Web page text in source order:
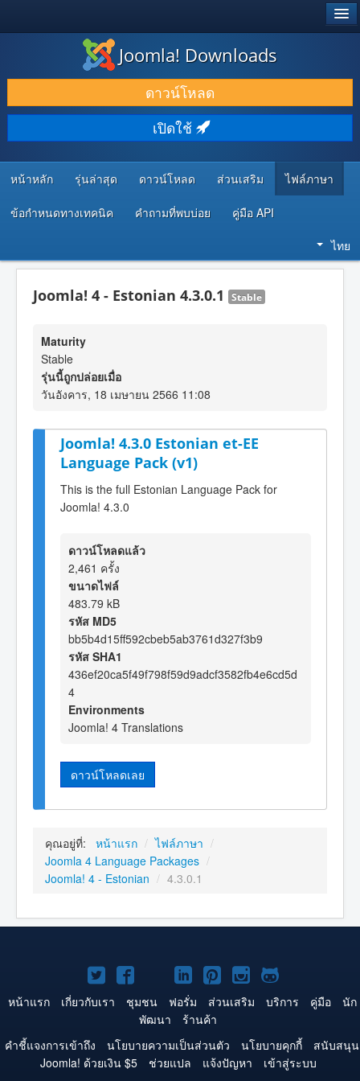
ดาวน์โหลด & ส่วนเสริม
ค้นคว้า & เรียนรู้
ชุมชน & สนับสนุน
ทรัพยากรสำหรับนักพัฒนา
Joomla! Downloads
ดาวน์โหลด
เปิดใช้
หน้าหลัก รุ่นล่าสุด ดาวน์โหลด ส่วนเสริม ไฟล์ภาษา
ข้อกำหนดทางเทคนิค คำถามที่พบบ่อย คู่มือ API
ไทย
Joomla! 4 - Estonian 4.3.0.1 Stable
Maturity
Stable
รุ่นนี้ถูกปล่อยเมื่อ
วันอังคาร, 18 เมษายน 2566 11:08
Joomla! 4.3.0 Estonian et-EE
Language Pack (v1)
This is the full Estonian Language Pack for
Joomla! 4.3.0
ดาวน์โหลดแล้ว
2,461 ครั้ง
ขนาดไฟล์
483.79 kB
รหัส MD5
bb5b4d15ff592cbeb5ab3761d327f3b9
รหัส SHA1
436ef20ca5f49f798f59d9adcf3582fb4e6cd5d
4
Environments
Joomla! 4 Translations
ดาวน์โหลดเลย
คุณอยู่ที่: หน้าแรก / ไฟล์ภาษา /
Joomla 4 Language Packages /
Joomla! 4 - Estonian / 4.3.0.1
Joomla!
บน
Twitter
Joomla!
บน
Facebook
Joomla!
บน
YouTube
Joomla!
บน
LinkedIn
Joomla!
บน
Pinterest
Joomla!
บน
Joomla!
บน
หน้าแรก เกี่ยวกับเรา ชุมชน ฟอรั่ม ส่วนเสริม บริการ คู่มือ
นัก
พัฒนา
ร้านค้า
คำชี้แจงการเข้าถึง
นโยบายความเป็นส่วนตัว นโยบายคุกกี้
สนับสนุน
Joomla! ด้วยเงิน $5
ช่วยแปล แจ้งปัญหา
เข้าสู่ระบบ